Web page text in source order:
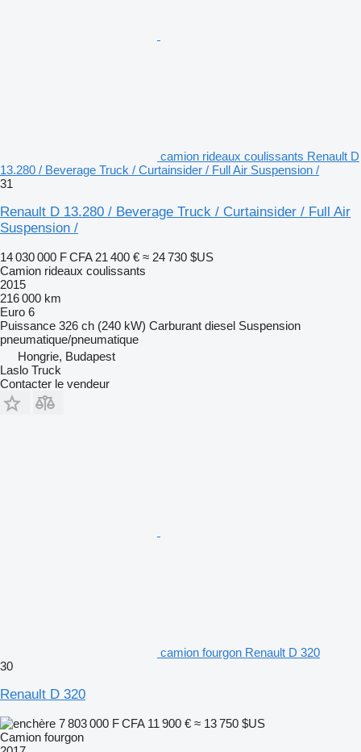
camion rideaux coulissants Renault D
13.280 / Beverage Truck / Curtainsider / Full Air Suspension /
31
Renault D 13.280 / Beverage Truck / Curtainsider / Full Air
Suspension /
14 030 000 F CFA 21 400 € ≈ 24 730 $US
Camion rideaux coulissants
2015
216 000 km
Euro 6
Puissance 326 ch (240 kW) Carburant diesel Suspension
pneumatique/pneumatique
Hongrie, Budapest
Laslo Truck
Contacter le vendeur
camion fourgon Renault D 320
30
Renault D 320
7 803 000 F CFA 11 900 € ≈ 13 750 $US
Camion fourgon